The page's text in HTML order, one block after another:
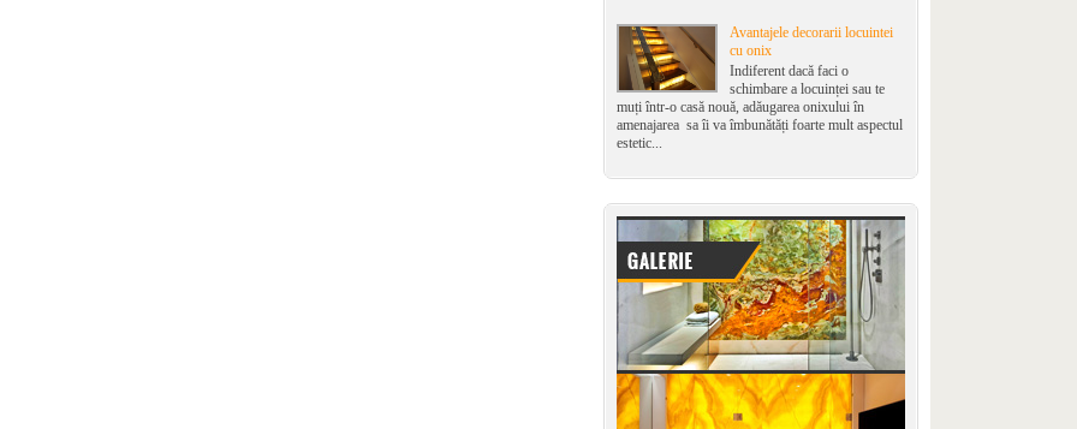
Avantajele decorarii locuintei
cu onix
Indiferent dacă faci o
schimbare a locuinței sau te
muți într-o casă nouă, adăugarea onixului în
amenajarea sa îi va îmbunătăți foarte mult aspectul
estetic...